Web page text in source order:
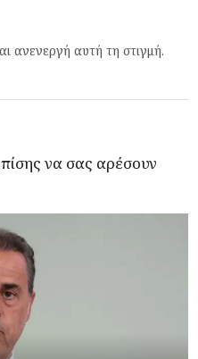
ανενεργή αυτή τη στιγμή.
να σας αρέσουν